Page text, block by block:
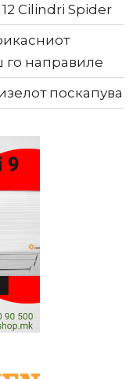
Cilindri Spider
го направиле
поскапува